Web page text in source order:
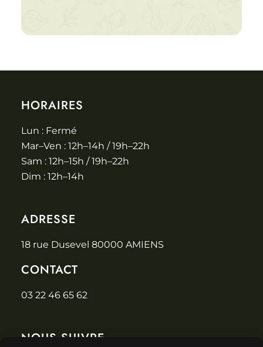
HORAIRES
Lun : Fermé
Mar–Ven : 12h–14h / 19h–22h
Sam : 12h–15h / 19h–22h
Dim : 12h–14h
ADRESSE
18 rue Dusevel 80000 AMIENS
CONTACT
03 22 46 65 62
NOUS SUIVRE